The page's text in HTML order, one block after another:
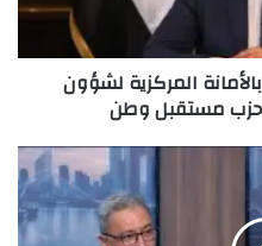
المركزية لشؤون
مستقبل وطن